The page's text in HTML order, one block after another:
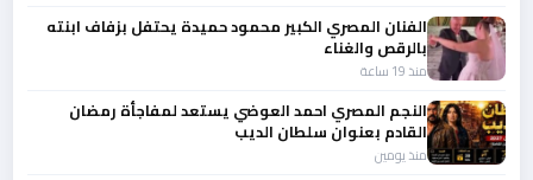
الفنان المصري الكبير محمود حميدة يحتفل بزفاف ابنته
بالرقص والغناء
منذ 19 ساعة
النجم المصري احمد العوضي يستعد لمفاجأة رمضان
القادم بعنوان سلطان الديب
منذ يومين